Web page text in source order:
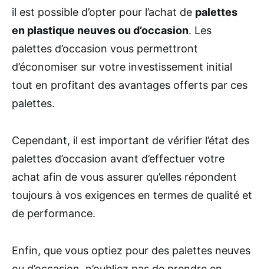
il est possible d’opter pour l’achat de palettes
en plastique neuves ou d’occasion. Les
palettes d’occasion vous permettront
d’économiser sur votre investissement initial
tout en profitant des avantages offerts par ces
palettes.
Cependant, il est important de vérifier l’état des
palettes d’occasion avant d’effectuer votre
achat afin de vous assurer qu’elles répondent
toujours à vos exigences en termes de qualité et
de performance.
Enfin, que vous optiez pour des palettes neuves